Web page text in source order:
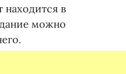
находится в
можно